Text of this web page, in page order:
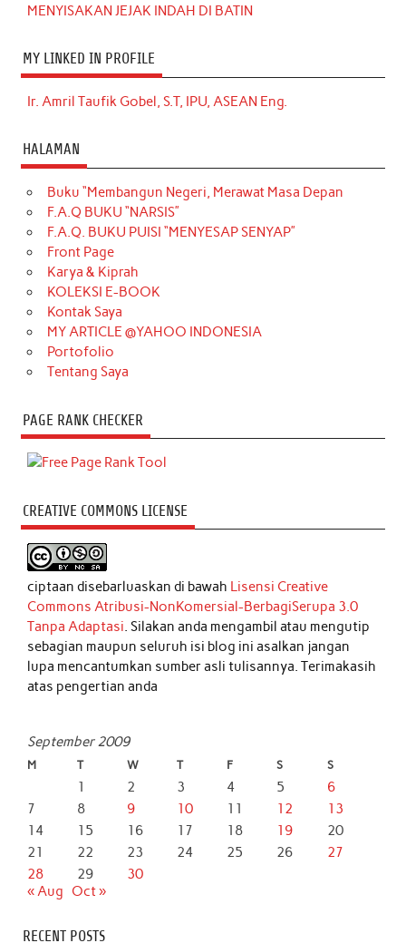
MENYISAKAN JEJAK INDAH DI BATIN
MY LINKED IN PROFILE
Ir. Amril Taufik Gobel, S.T, IPU, ASEAN Eng.
HALAMAN
Buku “Membangun Negeri, Merawat Masa Depan
F.A.Q BUKU “NARSIS”
F.A.Q. BUKU PUISI “MENYESAP SENYAP”
Front Page
Karya & Kiprah
KOLEKSI E-BOOK
Kontak Saya
MY ARTICLE @YAHOO INDONESIA
Portofolio
Tentang Saya
PAGE RANK CHECKER
CREATIVE COMMONS LICENSE
ciptaan disebarluaskan di bawah Lisensi Creative
Commons Atribusi-NonKomersial-BerbagiSerupa 3.0
Tanpa Adaptasi. Silakan anda mengambil atau mengutip
sebagian maupun seluruh isi blog ini asalkan jangan
lupa mencantumkan sumber asli tulisannya. Terimakasih
atas pengertian anda
September 2009
M T W T F S S
1 2 3 4 5
6
7
8 9 10 11 12
13
14
15 16 17 18 19
20
21
22 23 24 25 26
27
28
29
30
« Aug
Oct »
RECENT POSTS